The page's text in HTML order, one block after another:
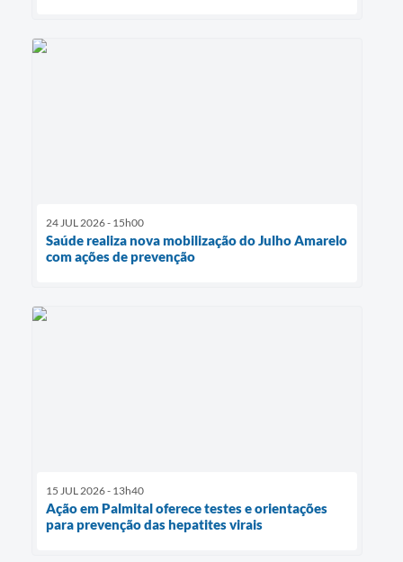
24 JUL 2026 - 15h00
Saúde realiza nova mobilização do Julho Amarelo
com ações de prevenção
15 JUL 2026 - 13h40
Ação em Palmital oferece testes e orientações
para prevenção das hepatites virais